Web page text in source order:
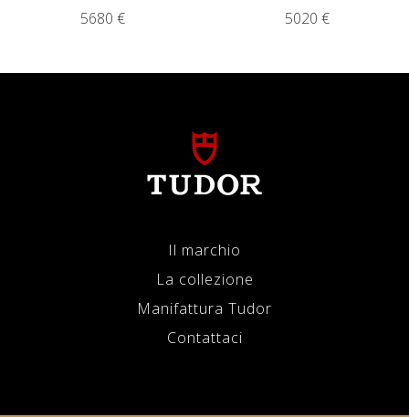
5680 €
5020 €
Il marchio
La collezione
Manifattura Tudor
Contattaci